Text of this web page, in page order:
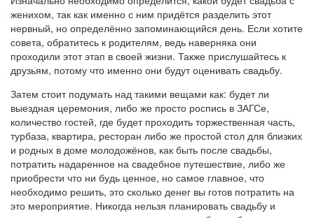
женихом, так как именно с ним придётся разделить этот
нервный, но определённо запоминающийся день. Если хотите
совета, обратитесь к родителям, ведь наверняка они
проходили этот этап в своей жизни. Также прислушайтесь к
друзьям, потому что именно они будут оценивать свадьбу.
Затем стоит подумать над такими вещами как: будет ли
выездная церемония, либо же просто роспись в ЗАГСе,
количество гостей, где будет проходить торжественная часть,
турбаза, квартира, ресторан либо же простой стол для близких
и родных в доме молодожёнов, как быть после свадьбы,
потратить надаренное на свадебное путешествие, либо же
приобрести что ни будь ценное, но самое главное, что
необходимо решить, это сколько денег вы готов потратить на
это мероприятие. Никогда нельзя планировать свадьбу и